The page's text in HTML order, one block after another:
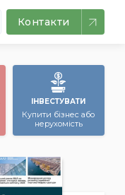
Контакти
ІНВЕСТУВАТИ
Купити бізнес або
нерухомість